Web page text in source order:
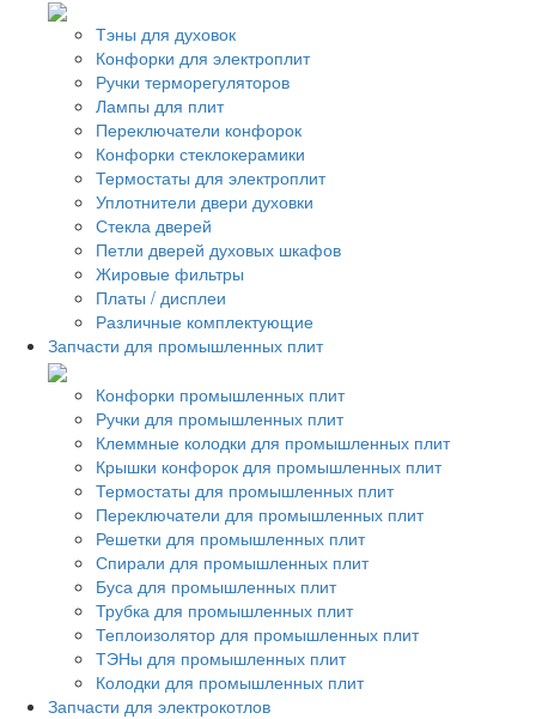
Тэны для духовок
Конфорки для электроплит
Ручки терморегуляторов
Лампы для плит
Переключатели конфорок
Конфорки стеклокерамики
Термостаты для электроплит
Уплотнители двери духовки
Стекла дверей
Петли дверей духовых шкафов
Жировые фильтры
Платы / дисплеи
Различные комплектующие
Запчасти для промышленных плит
Конфорки промышленных плит
Ручки для промышленных плит
Клеммные колодки для промышленных плит
Крышки конфорок для промышленных плит
Термостаты для промышленных плит
Переключатели для промышленных плит
Решетки для промышленных плит
Спирали для промышленных плит
Буса для промышленных плит
Трубка для промышленных плит
Теплоизолятор для промышленных плит
ТЭНы для промышленных плит
Колодки для промышленных плит
Запчасти для электрокотлов